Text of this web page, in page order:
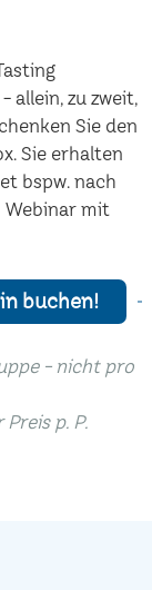
allein, zu zweit,
Sie den
Sie erhalten
bspw. nach
Webinar mit
buchen!
- nicht pro
p. P.